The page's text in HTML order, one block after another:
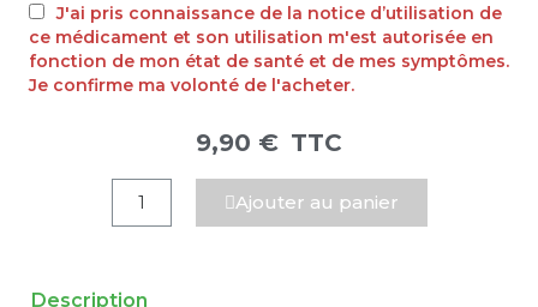
J'ai pris connaissance de la notice d’utilisation de
ce médicament et son utilisation m'est autorisée en
fonction de mon état de santé et de mes symptômes.
Je confirme ma volonté de l'acheter.
9,90 € TTC
Ajouter au panier
Description